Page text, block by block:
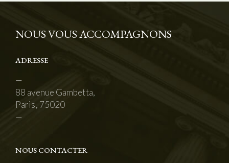
NOUS VOUS ACCOMPAGNONS
ADRESSE
—
88 avenue Gambetta,
Paris, 75020
—
NOUS CONTACTER